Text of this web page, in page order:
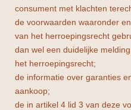
consument met klachten
de voorwaarden waaronder
van het herroepingsrecht
dan wel een duidelijke
het herroepingsrecht;
de informatie over garanties
aankoop;
de in artikel 4 lid 3 van deze